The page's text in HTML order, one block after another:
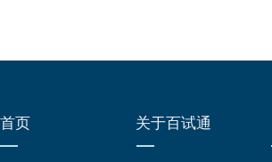
首页 关于百试通